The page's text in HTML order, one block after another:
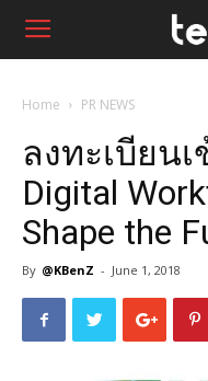
Home PR NEWS
ลงทะเบียน
Digital
Shape the
By @KBenZ - June 1, 2018